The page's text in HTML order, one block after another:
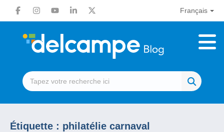
Français
Étiquette : philatélie carnaval